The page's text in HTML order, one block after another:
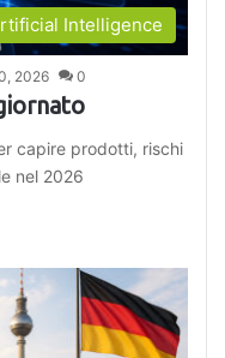
Intelligence
2026 0
capire prodotti, rischi
nel 2026